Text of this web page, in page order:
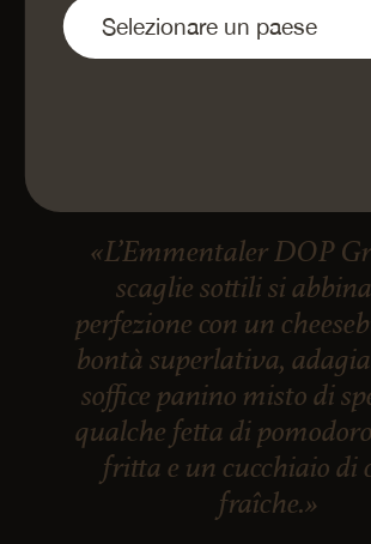
«L’Emmentaler DOP
scaglie sottili si
perfezione con un
bontà superlativa,
soffice panino misto di
qualche fetta di
fritta e un cucchiaio di
fraîche.»